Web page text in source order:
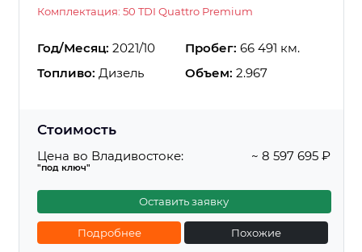
Комплектация: 50 TDI Quattro Premium
Год/Месяц: 2021/10 Пробег: 66 491 км.
Топливо: Дизель Объем: 2.967
Стоимость
Цена во Владивостоке:
"под ключ"
~ 8 597 695 ₽
Оставить заявку
Подробнее Похожие